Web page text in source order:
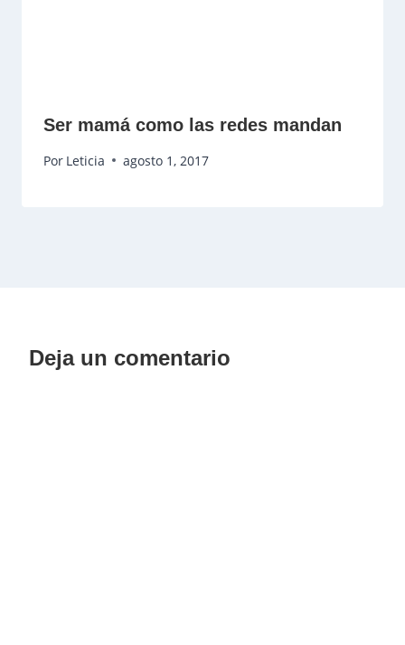
Ser mamá como las redes mandan
Por Leticia agosto 1, 2017
Deja un comentario